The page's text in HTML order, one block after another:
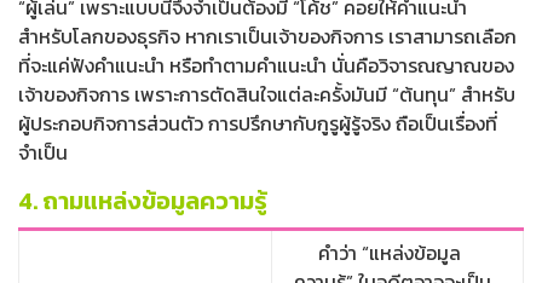
“ผู้เล่น” เพราะแบบนี้จึงจำเป็นต้องมี “โค้ช” คอยให้คำแนะนำ
สำหรับโลกของธุรกิจ หากเราเป็นเจ้าของกิจการ เราสามารถเลือก
ที่จะแค่ฟังคำแนะนำ หรือทำตามคำแนะนำ นั่นคือวิจารณญาณของ
เจ้าของกิจการ เพราะการตัดสินใจแต่ละครั้งมันมี “ต้นทุน” สำหรับ
ผู้ประกอบกิจการส่วนตัว การปรึกษากับกูรูผู้รู้จริง ถือเป็นเรื่องที่
จำเป็น
4. ถามแหล่งข้อมูลความรู้
คำว่า “แหล่งข้อมูล